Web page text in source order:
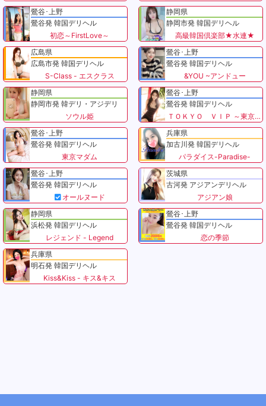
鶯谷･上野
鶯谷発 韓国デリヘル
初恋～FirstLove～
静岡県
静岡市発 韓国デリヘル
高級韓国倶楽部★水連★
広島県
広島市発 韓国デリヘル
S-Class - エスクラス
鶯谷･上野
鶯谷発 韓国デリヘル
&YOU ~アンドュー
静岡県
静岡市発 韓デリ・アジデリ
ソウル姫
鶯谷･上野
鶯谷発 韓国デリヘル
ＴＯＫＹＯ ＶＩＰ ～東京VIP～
鶯谷･上野
鶯谷発 韓国デリヘル
東京マダム
兵庫県
加古川発 韓国デリヘル
パラダイス-Paradise-
鶯谷･上野
鶯谷発 韓国デリヘル
オールヌード
茨城県
古河発 アジアンデリヘル
アジアン娘
静岡県
浜松発 韓国デリヘル
レジェンド - Legend
鶯谷･上野
鶯谷発 韓国デリヘル
恋の季節
兵庫県
明石発 韓国デリヘル
Kiss&Kiss - キス&キス